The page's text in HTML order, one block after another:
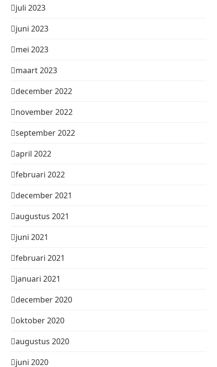
juli 2023
juni 2023
mei 2023
maart 2023
december 2022
november 2022
september 2022
april 2022
februari 2022
december 2021
augustus 2021
juni 2021
februari 2021
januari 2021
december 2020
oktober 2020
augustus 2020
juni 2020